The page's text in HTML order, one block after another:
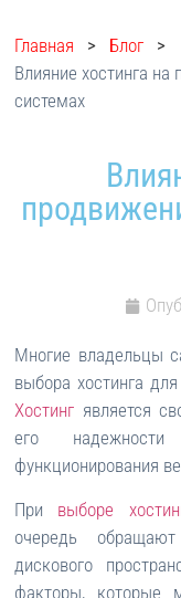
Главная > Блог
>
Влияние хостинга
системах
Многие владельцы
выбора хостинга
Хостинг является
его
функционирования
При выборе
очередь
дискового
факторы, которые